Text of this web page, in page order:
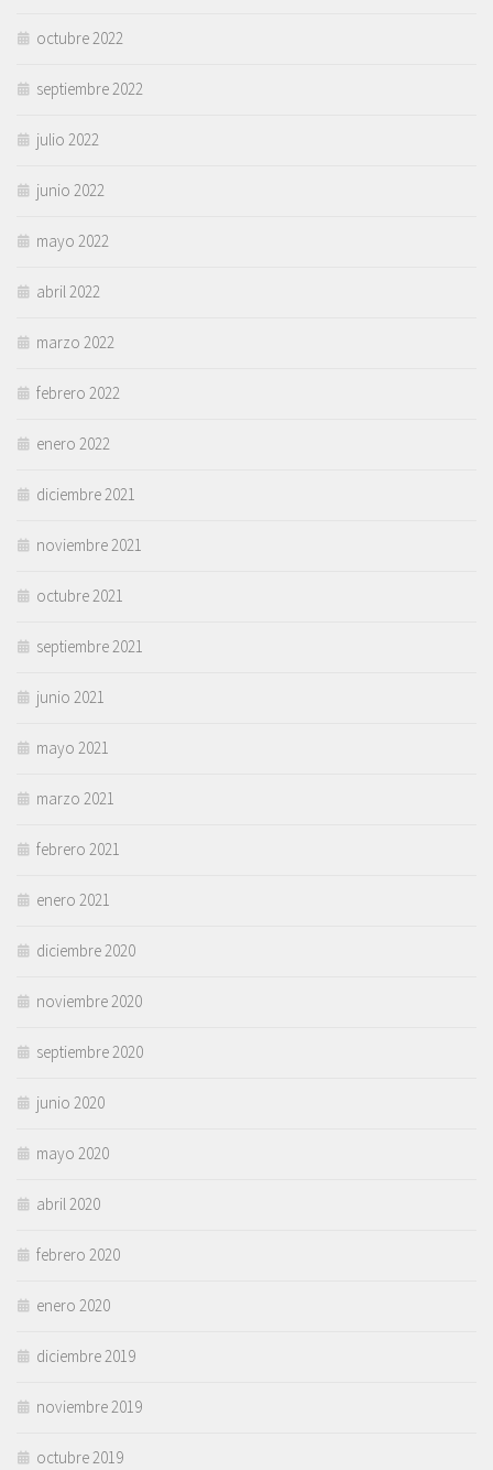
octubre 2022
septiembre 2022
julio 2022
junio 2022
mayo 2022
abril 2022
marzo 2022
febrero 2022
enero 2022
diciembre 2021
noviembre 2021
octubre 2021
septiembre 2021
junio 2021
mayo 2021
marzo 2021
febrero 2021
enero 2021
diciembre 2020
noviembre 2020
septiembre 2020
junio 2020
mayo 2020
abril 2020
febrero 2020
enero 2020
diciembre 2019
noviembre 2019
octubre 2019